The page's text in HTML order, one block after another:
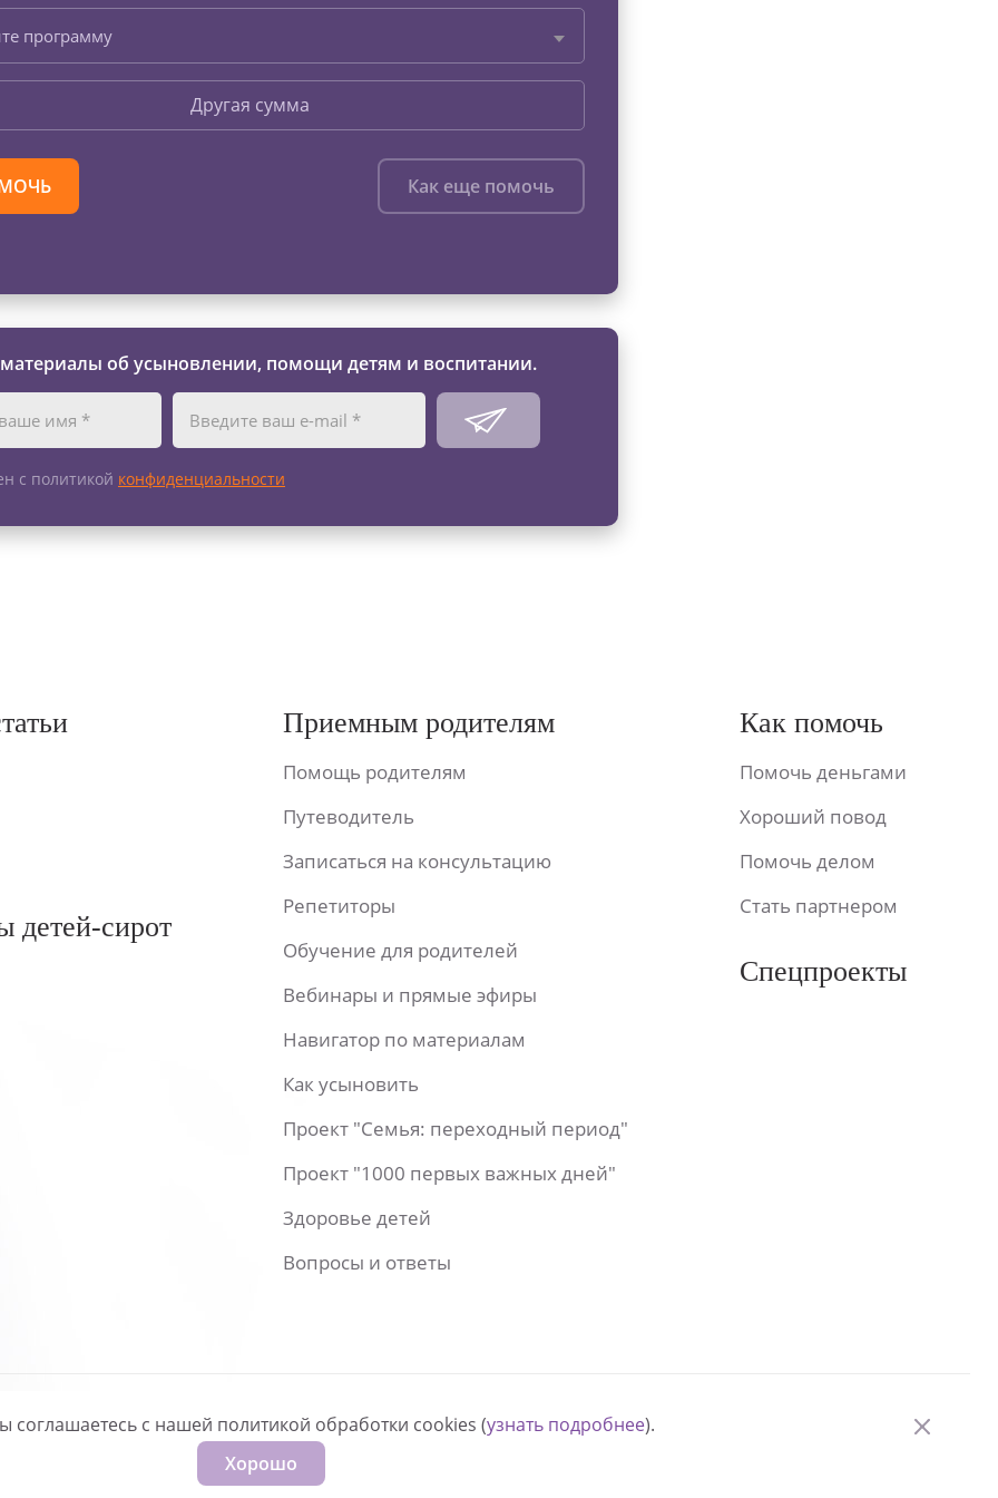
программу
Другая сумма
Как еще помочь
об усыновлении, помощи детям и воспитании.
с политикой конфиденциальности
детей-сирот
Приемным родителям
Помощь родителям
Путеводитель
Записаться на консультацию
Репетиторы
Обучение для родителей
Вебинары и прямые эфиры
Навигатор по материалам
Как усыновить
Проект "Семья: переходный период"
Проект "1000 первых важных дней"
Здоровье детей
Вопросы и ответы
Как помочь
Помочь деньгами
Хороший повод
Помочь делом
Стать партнером
Спецпроекты
соглашаетесь с нашей политикой обработки cookies (узнать подробнее).
Хорошо